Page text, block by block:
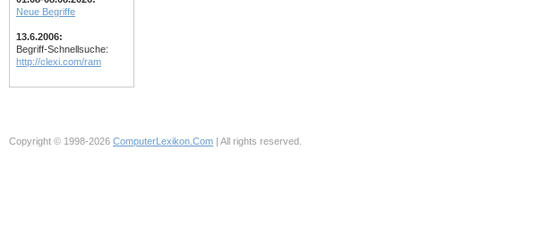
Neue Begriffe
13.6.2006:
Begriff-Schnellsuche:
http://clexi.com/ram
Copyright © 1998-2026 ComputerLexikon.Com | All rights reserved.